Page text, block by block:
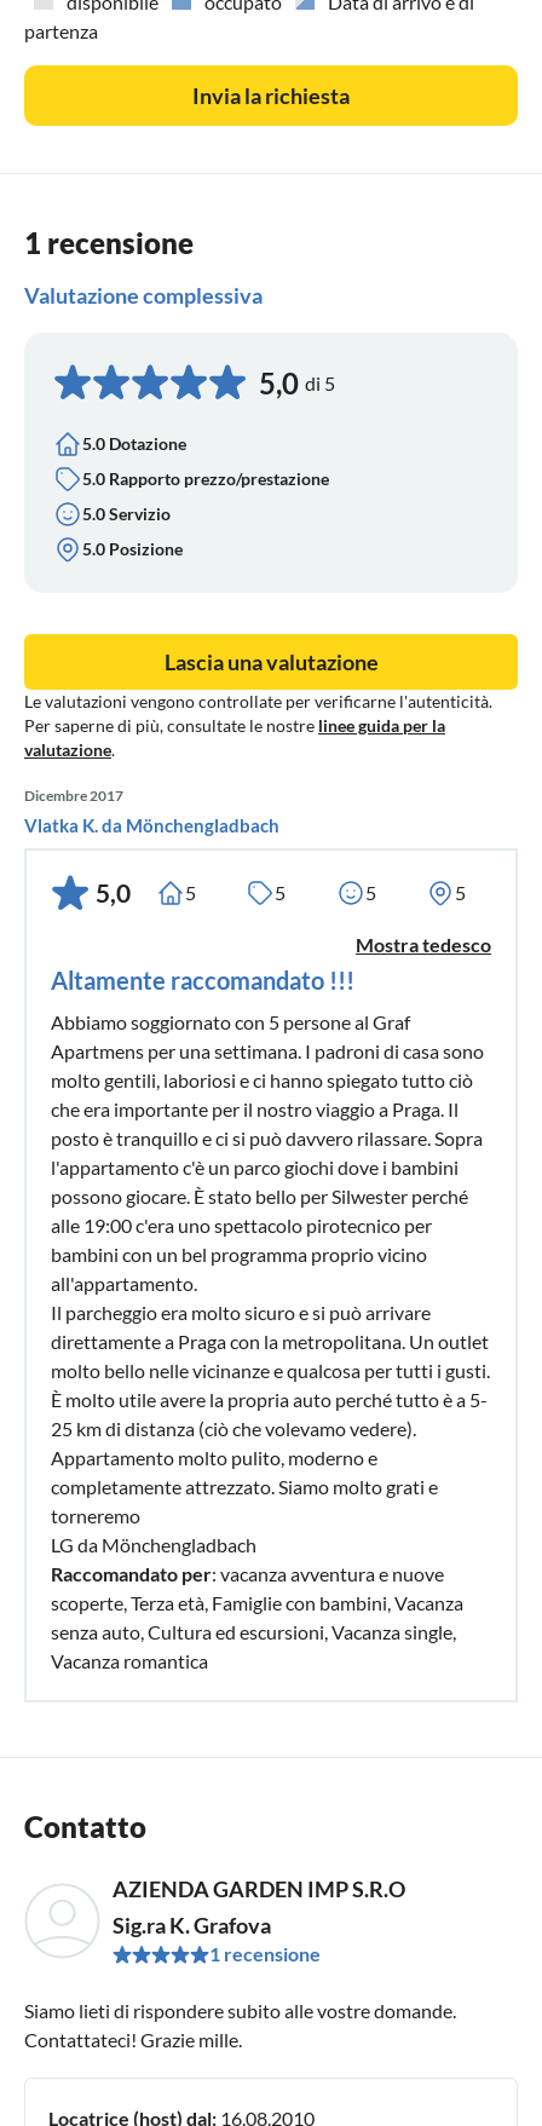
partenza
Invia la richiesta
1 recensione
Valutazione complessiva
5,0 di 5
5.0 Dotazione
5.0 Rapporto prezzo/prestazione
5.0 Servizio
5.0 Posizione
Le valutazioni vengono controllate per verificarne l'autenticità.
Per saperne di più, consultate le nostre linee guida per la
valutazione.
Lascia una valutazione
Dicembre 2017
Vlatka K. da Mönchengladbach
5,0 5 5 5 5
Mostra tedesco
Altamente raccomandato !!!
Abbiamo soggiornato con 5 persone al Graf
Apartmens per una settimana. I padroni di casa sono
molto gentili, laboriosi e ci hanno spiegato tutto ciò
che era importante per il nostro viaggio a Praga. Il
posto è tranquillo e ci si può davvero rilassare. Sopra
l'appartamento c'è un parco giochi dove i bambini
possono giocare. È stato bello per Silwester perché
alle 19:00 c'era uno spettacolo pirotecnico per
bambini con un bel programma proprio vicino
all'appartamento.
Il parcheggio era molto sicuro e si può arrivare
direttamente a Praga con la metropolitana. Un outlet
molto bello nelle vicinanze e qualcosa per tutti i gusti.
È molto utile avere la propria auto perché tutto è a 5-
25 km di distanza (ciò che volevamo vedere).
Appartamento molto pulito, moderno e
completamente attrezzato. Siamo molto grati e
torneremo
LG da Mönchengladbach
Raccomandato per: vacanza avventura e nuove
scoperte, Terza età, Famiglie con bambini, Vacanza
senza auto, Cultura ed escursioni, Vacanza single,
Vacanza romantica
Contatto
AZIENDA GARDEN IMP S.R.O
Sig.ra K. Grafova
1 recensione
Siamo lieti di rispondere subito alle vostre domande.
Contattateci! Grazie mille.
Locatrice (host) dal: 16.08.2010